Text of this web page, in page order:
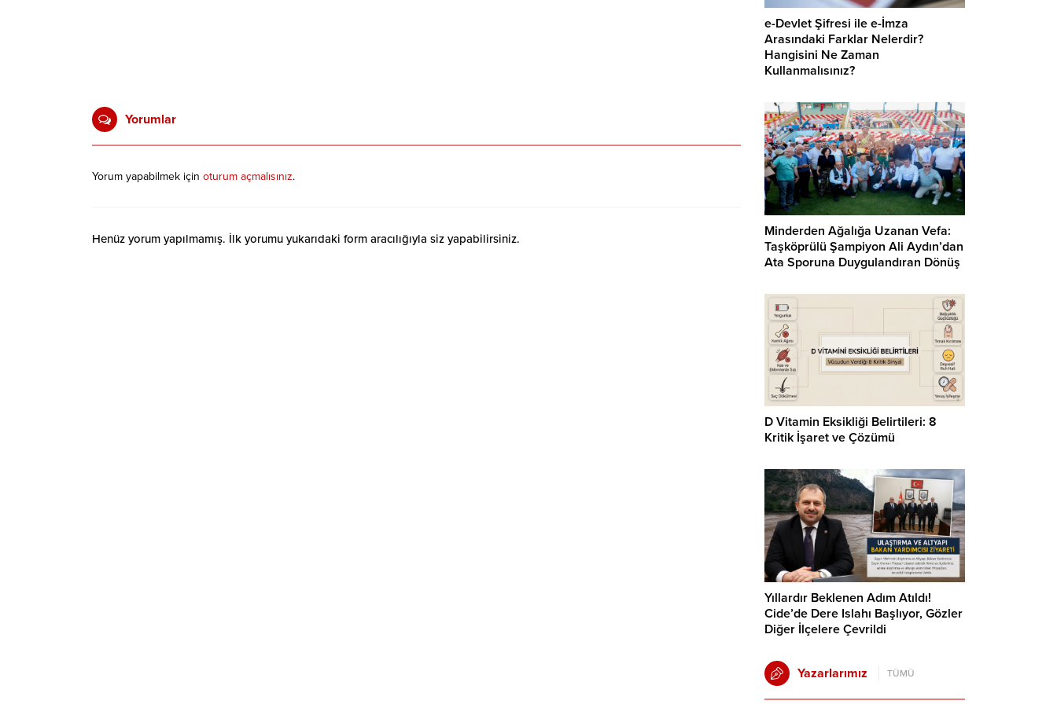
Yorumlar
Yorum yapabilmek için oturum açmalısınız.
Henüz yorum yapılmamış. İlk yorumu yukarıdaki form aracılığıyla siz yapabilirsiniz.
e-Devlet Şifresi ile e-İmza
Arasındaki Farklar Nelerdir?
Hangisini Ne Zaman
Kullanmalısınız?
Minderden Ağalığa Uzanan Vefa:
Taşköprülü Şampiyon Ali Aydın’dan
Ata Sporuna Duygulandıran Dönüş
D Vitamin Eksikliği Belirtileri: 8
Kritik İşaret ve Çözümü
Yıllardır Beklenen Adım Atıldı!
Cide’de Dere Islahı Başlıyor, Gözler
Diğer İlçelere Çevrildi
Yazarlarımız TÜMÜ